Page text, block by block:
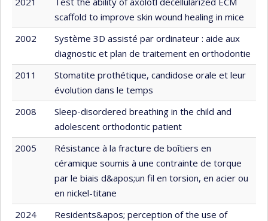
scaffold to improve skin wound healing in mice
2002
Système 3D assisté par ordinateur : aide aux
diagnostic et plan de traitement en orthodontie
2011
Stomatite prothétique, candidose orale et leur
évolution dans le temps
2008
Sleep-disordered breathing in the child and
adolescent orthodontic patient
2005
Résistance à la fracture de boîtiers en
céramique soumis à une contrainte de torque
par le biais d&apos;un fil en torsion, en acier ou
en nickel-titane
2024
Residents&apos; perception of the use of